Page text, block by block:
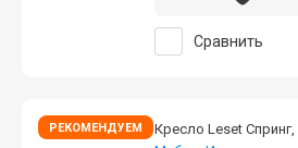
Сравнить
РЕКОМЕНДУЕМ
Кресло Leset Спринг,